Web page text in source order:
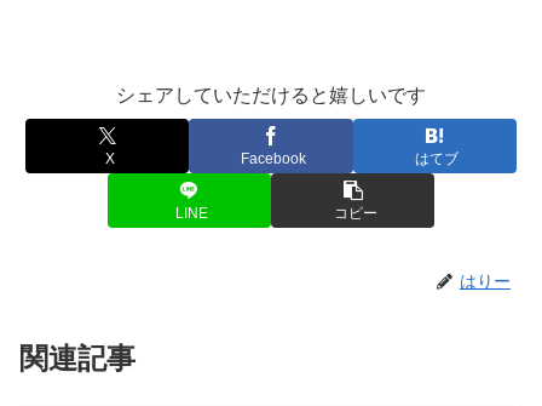
シェアしていただけると嬉しいです
X Facebook はてブ
LINE コピー
はりー
関連記事